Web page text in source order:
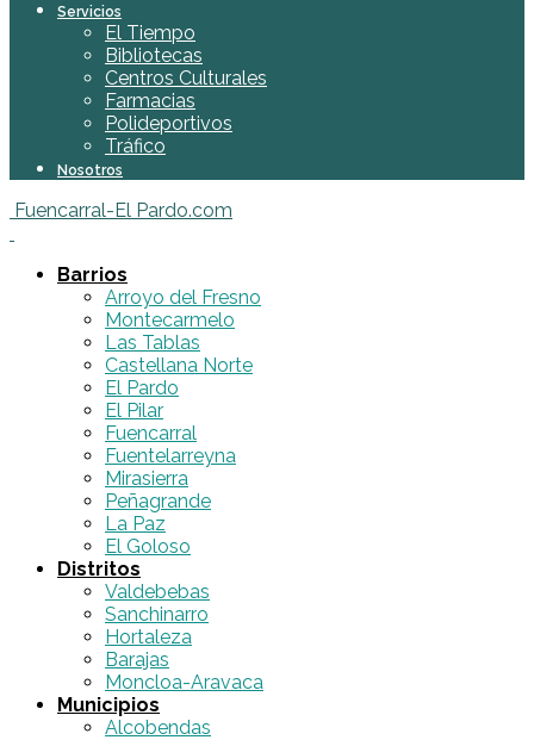
Servicios
El Tiempo
Bibliotecas
Centros Culturales
Farmacias
Polideportivos
Tráfico
Nosotros
Fuencarral-El Pardo.com
Barrios
Arroyo del Fresno
Montecarmelo
Las Tablas
Castellana Norte
El Pardo
El Pilar
Fuencarral
Fuentelarreyna
Mirasierra
Peñagrande
La Paz
El Goloso
Distritos
Valdebebas
Sanchinarro
Hortaleza
Barajas
Moncloa-Aravaca
Municipios
Alcobendas